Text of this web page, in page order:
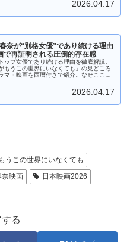
2026.04.17
春奈が“別格女優”であり続ける理由
再証明される圧倒的存在感
ップ女優であり続ける理由を徹底解説。
もうこの世界にいなくても」の見どころ
マ・映画を西暦付きで紹介。なぜここま
2026.04.17
うこの世界にいなくても
奈映画
日本映画2026
る